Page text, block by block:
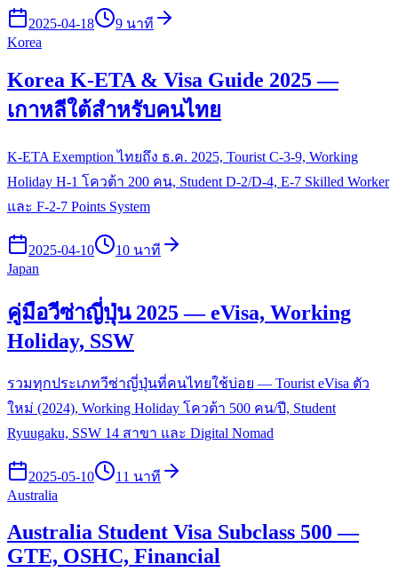
2025-04-18
9 นาที
Korea
Korea K-ETA & Visa Guide 2025 —
เกาหลีใต้สำหรับคนไทย
K-ETA Exemption ไทยถึง ธ.ค. 2025, Tourist C-3-9, Working
Holiday H-1 โควต้า 200 คน, Student D-2/D-4, E-7 Skilled Worker
และ F-2-7 Points System
2025-04-10
10 นาที
Japan
คู่มือวีซ่าญี่ปุ่น 2025 — eVisa, Working
Holiday, SSW
รวมทุกประเภทวีซ่าญี่ปุ่นที่คนไทยใช้บ่อย — Tourist eVisa ตัว
ใหม่ (2024), Working Holiday โควต้า 500 คน/ปี, Student
Ryuugaku, SSW 14 สาขา และ Digital Nomad
2025-05-10
11 นาที
Australia
Australia Student Visa Subclass 500 —
GTE, OSHC, Financial